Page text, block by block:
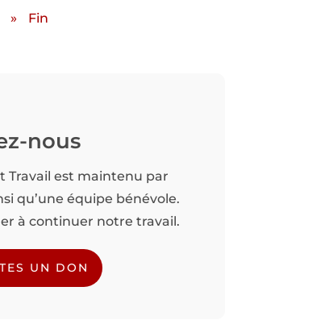
» Fin
nous
Travail est maintenu par
qu’une équipe bénévole.
à continuer notre travail.
UN DON